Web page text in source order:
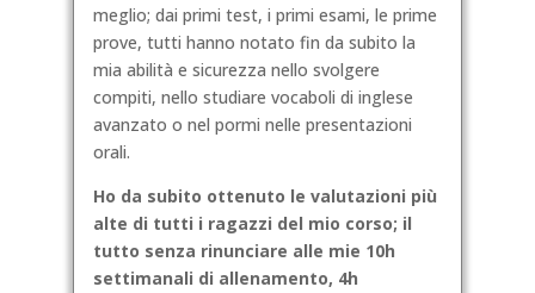
meglio; dai primi test, i primi esami, le prime
prove, tutti hanno notato fin da subito la
mia abilità e sicurezza nello svolgere
compiti, nello studiare vocaboli di inglese
avanzato o nel pormi nelle presentazioni
orali.
Ho da subito ottenuto le valutazioni più
alte di tutti i ragazzi del mio corso; il
tutto senza rinunciare alle mie 10h
settimanali di allenamento, 4h